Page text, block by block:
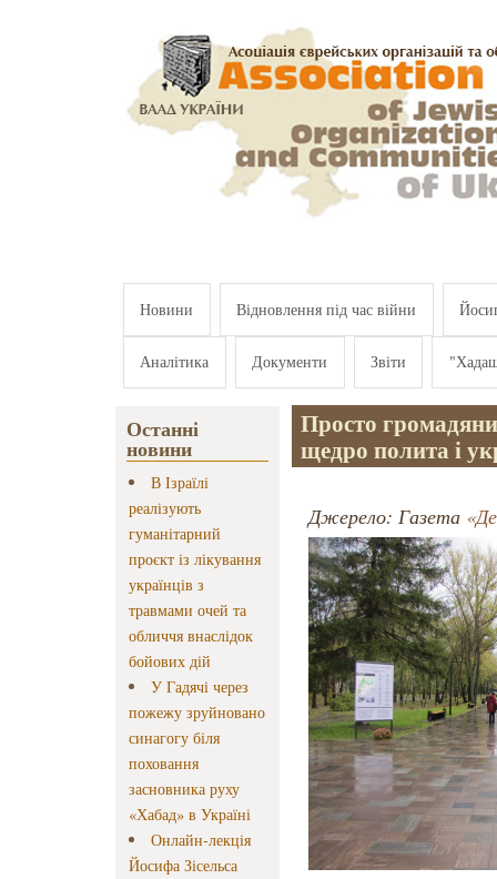
Новини Відновлення під час війни
Аналітика Документи Звіти
Останні
новини
В Ізраїлі
реалізують
гуманітарний
проєкт із лікування
українців з
травмами очей та
обличчя внаслідок
бойових дій
У Гадячі через
пожежу зруйновано
синагогу біля
поховання
засновника руху
«Хабад» в Україні
Онлайн-лекція
Йосифа Зісельса
Просто
щедро полита і
Джерело: Газета